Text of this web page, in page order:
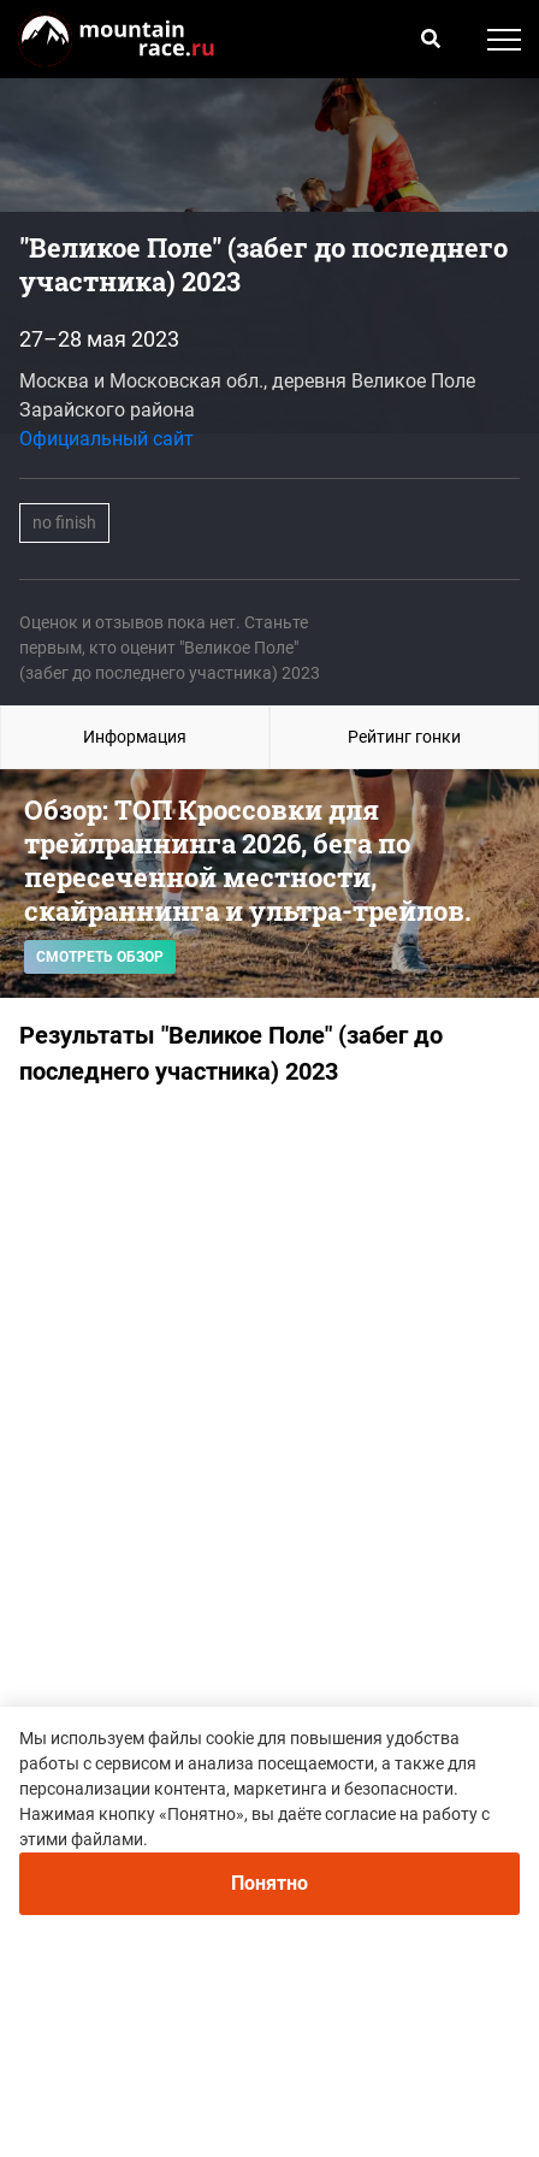
"Великое Поле" (забег до последнего
участника) 2023
Оценок и отзывов пока нет. Станьте
первым, кто оценит "Великое Поле"
(забег до последнего участника) 2023
27–28 мая 2023
Москва и Московская обл., деревня Великое Поле
Зарайского района
Официальный сайт
no finish
Обзор: ТОП Кроссовки для
трейлраннинга 2026, бега по
пересеченной местности,
скайраннинга и ультра-трейлов.
СМОТРЕТЬ ОБЗОР
Результаты "Великое Поле" (забег до
последнего участника) 2023
Информация Рейтинг гонки
"Великое Поле" (забег до последнего
Мы используем файлы cookie для повышения удобства
работы с сервисом и анализа посещаемости, а также для
персонализации контента, маркетинга и безопасности.
Нажимая кнопку «Понятно», вы даёте согласие на работу с
этими файлами.
Понятно